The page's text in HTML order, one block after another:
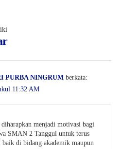
PURBA NINGRUM berkata:
11:32 AM
menjadi motivasi bagi
SMAN 2 Tanggul untuk terus
baik di bidang akademik maupun